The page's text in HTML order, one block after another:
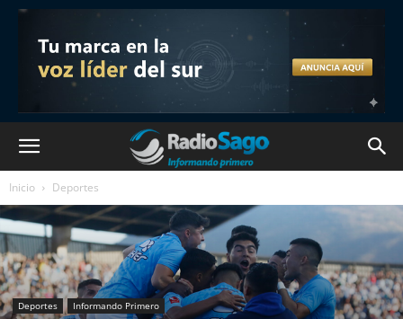
Inicio Deportes
Deportes Informando Primero